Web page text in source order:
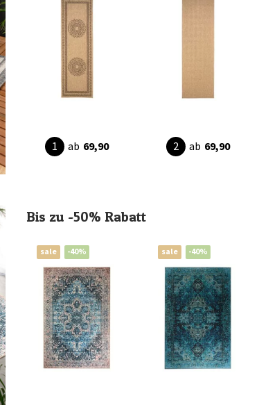
ab 69,90 ab 69,90
Bis zu -50% Rabatt
sale -40% sale -40%